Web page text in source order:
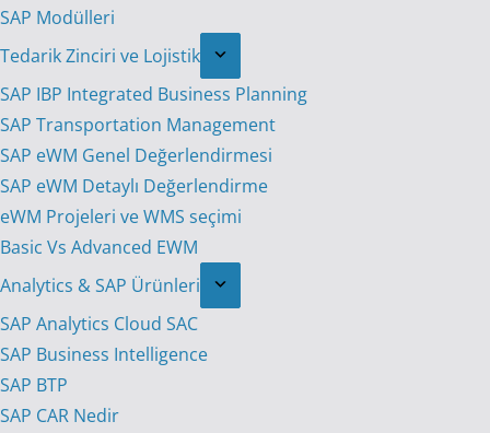
SAP Modülleri
Tedarik Zinciri ve Lojistik
SAP IBP Integrated Business Planning
SAP Transportation Management
SAP eWM Genel Değerlendirmesi
SAP eWM Detaylı Değerlendirme
eWM Projeleri ve WMS seçimi
Basic Vs Advanced EWM
Analytics & SAP Ürünleri
SAP Analytics Cloud SAC
SAP Business Intelligence
SAP BTP
SAP CAR Nedir